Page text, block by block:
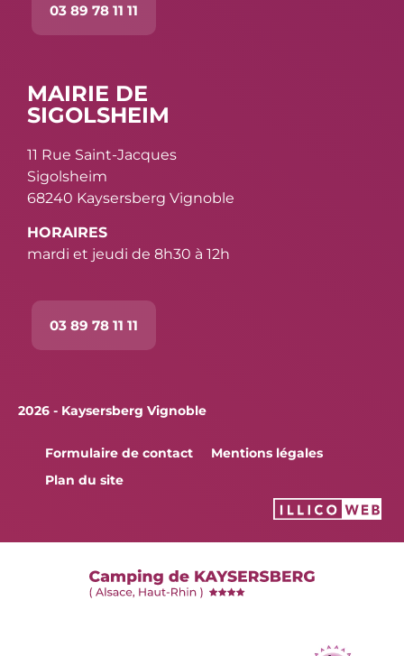
03 89 78 11 11
MAIRIE DE
SIGOLSHEIM
11 Rue Saint-Jacques
Sigolsheim
68240 Kaysersberg Vignoble
HORAIRES
mardi et jeudi de 8h30 à 12h
03 89 78 11 11
2026 - Kaysersberg Vignoble
Formulaire de contact
Mentions légales
Plan du site